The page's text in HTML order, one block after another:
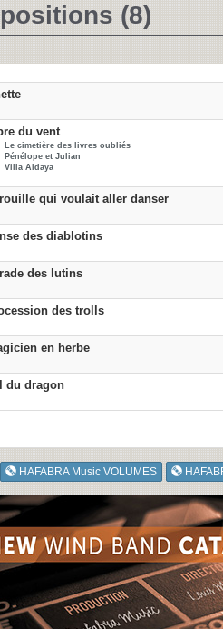
(8)
du vent
Le cimetière des livres oubliés
Pénélope et Julian
Villa Aldaya
qui voulait aller danser
des diablotins
des lutins
des trolls
en herbe
du dragon
HAFABRA Music VOLUMES